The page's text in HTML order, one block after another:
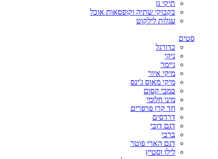
תיקי גן
בקבוקי שתיה וקופסאות אוכל
עגלות לילקוט
סטים
כדורגל
ניקי
גיימר
מיקי איור
מיקי מאוס ג'ינס
במבי קסום
מיני חלומי
חד קרן פרפרים
דרדסים
דגם דובי
ברבי
דגם הארי פוטר
לילו וסטיץ